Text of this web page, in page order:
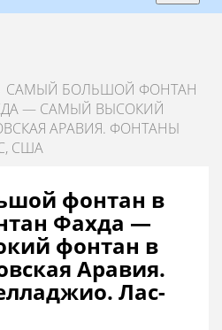
САМЫЙ БОЛЬШОЙ ФОНТАН
— САМЫЙ ВЫСОКИЙ
АРАВИЯ. ФОНТАНЫ
США
фонтан в
Фахда —
фонтан в
Аравия.
Лас-